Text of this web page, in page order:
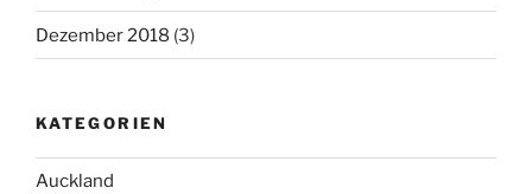
Dezember 2018 (3)
KATEGORIEN
Auckland